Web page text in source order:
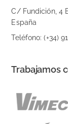
C/ Fundición, 4
España
Teléfono: (+34)
Trabajamos